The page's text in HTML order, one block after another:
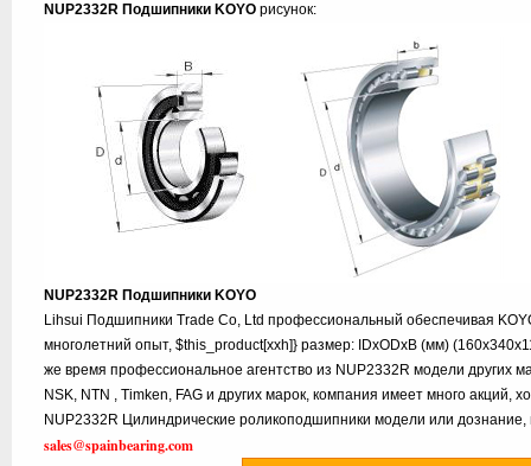
NUP2332R Подшипники KOYO рисунок:
NUP2332R Подшипники KOYO
Lihsui Подшипники Trade Co, Ltd профессиональный обеспечивая
многолетний опыт, $this_product[xxh]} размер: IDxODxB (мм)
же время профессиональное агентство из NUP2332R модели других
NSK, NTN , Timken, FAG и других марок, компания имеет много акций,
NUP2332R Цилиндрические роликоподшипники модели или дознание,
sales@spainbearing.com